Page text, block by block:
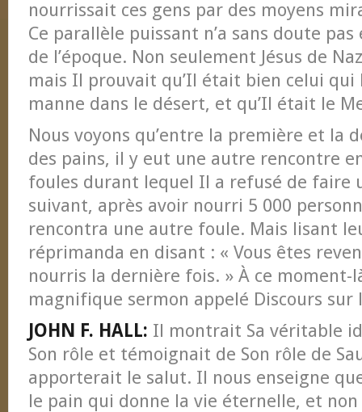
nourrissait ces gens par des moyens
Ce parallèle puissant n’a sans doute
de l’époque. Non seulement Jésus de
mais Il prouvait qu’Il était bien celui
manne dans le désert, et qu’Il était le
Nous voyons qu’entre la première et la
des pains, il y eut une autre rencontre
foules durant lequel Il a refusé de faire
suivant, après avoir nourri 5 000
rencontra une autre foule. Mais lisant
réprimanda en disant : « Vous êtes
nourris la dernière fois. » À ce moment-
magnifique sermon appelé Discours sur
JOHN F. HALL: Il montrait Sa véritable
Son rôle et témoignait de Son rôle de
apporterait le salut. Il nous enseigne
le pain qui donne la vie éternelle, et